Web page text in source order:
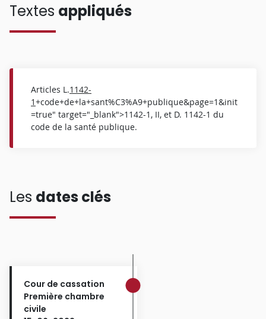
Textes appliqués
Articles L.1142-
1+code+de+la+sant%C3%A9+publique&page=1&init
=true" target="_blank">1142-1, II, et D. 1142-1 du
code de la santé publique.
Les dates clés
Cour de cassation
Première chambre
civile